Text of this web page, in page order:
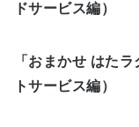
ドサービス編）
「おまかせ はた
トサービス編）